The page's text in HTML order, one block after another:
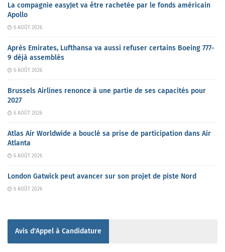
La compagnie easyJet va être rachetée par le fonds américain
Apollo
6 AOÛT 2026
Après Emirates, Lufthansa va aussi refuser certains Boeing 777-
9 déjà assemblés
6 AOÛT 2026
Brussels Airlines renonce à une partie de ses capacités pour
2027
6 AOÛT 2026
Atlas Air Worldwide a bouclé sa prise de participation dans Air
Atlanta
6 AOÛT 2026
London Gatwick peut avancer sur son projet de piste Nord
6 AOÛT 2026
Avis d'Appel à Candidature